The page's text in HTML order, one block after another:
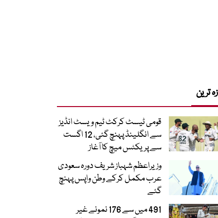
ترین
قومی ٹیسٹ کرکٹ ٹیم ویسٹ انڈیز
سے انگلینڈ پہنچ گئی، 12 اگست
سے پریکٹس میچ کا آغاز
وزیراعظم شہباز شریف دورہ سعودی
عرب مکمل کرکے وطن واپس پہنچ
گئے
491 میں سے 176 نمونے غیر